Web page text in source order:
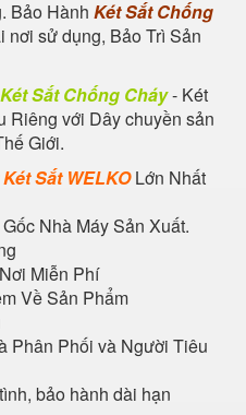
Bảo Hành Két Sắt Chống
sử dụng, Bảo Trì Sản
Sắt Chống Cháy- Két
Riêng với Dây chuyền sản
Giới.
Sắt WELKOLớn Nhất
Nhà Máy Sản Xuất.
Miễn Phí
Về Sản Phẩm
Phân Phối và Người Tiêu
bảo hành dài hạn